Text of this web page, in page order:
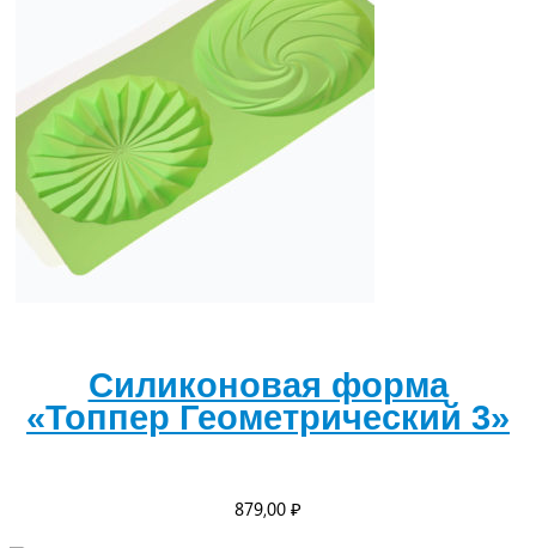
Силиконовая форма
«Топпер Геометрический 3»
879,00 ₽